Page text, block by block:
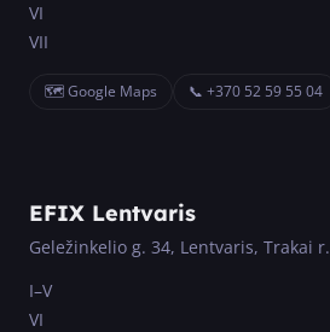
VI
VII
🗺️ Google Maps 📞 +370 52 59 55 04
EFIX Lentvaris
Geležinkelio g. 34, Lentvaris, Trakai r.
I–V
VI